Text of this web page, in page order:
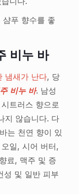
푸 향수를 좋
비누 바
냄새가 난다, 당
비누 바. 남성
트러스 향으로
지 않습니다. 다
는 천연 향이 있
일, 시어 버터,
료, 맥주 및 증
성 및 일반 피부